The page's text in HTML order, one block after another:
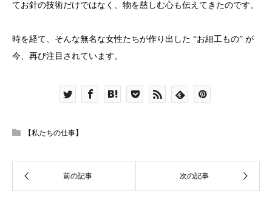
てお針の技術だけではなく、物を慈しむ心も伝えてきたのです。
時を経て、そんな無名な女性たちが作り出した “お細工もの” が
今、再び注目されています。
【私たちの仕事】